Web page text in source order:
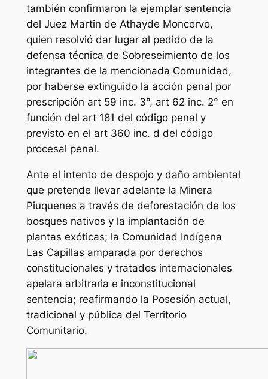
también confirmaron la ejemplar sentencia
del Juez Martin de Athayde Moncorvo,
quien resolvió dar lugar al pedido de la
defensa técnica de Sobreseimiento de los
integrantes de la mencionada Comunidad,
por haberse extinguido la acción penal por
prescripción art 59 inc. 3°, art 62 inc. 2° en
función del art 181 del código penal y
previsto en el art 360 inc. d del código
procesal penal.
Ante el intento de despojo y daño ambiental
que pretende llevar adelante la Minera
Piuquenes a través de deforestación de los
bosques nativos y la implantación de
plantas exóticas; la Comunidad Indígena
Las Capillas amparada por derechos
constitucionales y tratados internacionales
apelara arbitraria e inconstitucional
sentencia; reafirmando la Posesión actual,
tradicional y pública del Territorio
Comunitario.